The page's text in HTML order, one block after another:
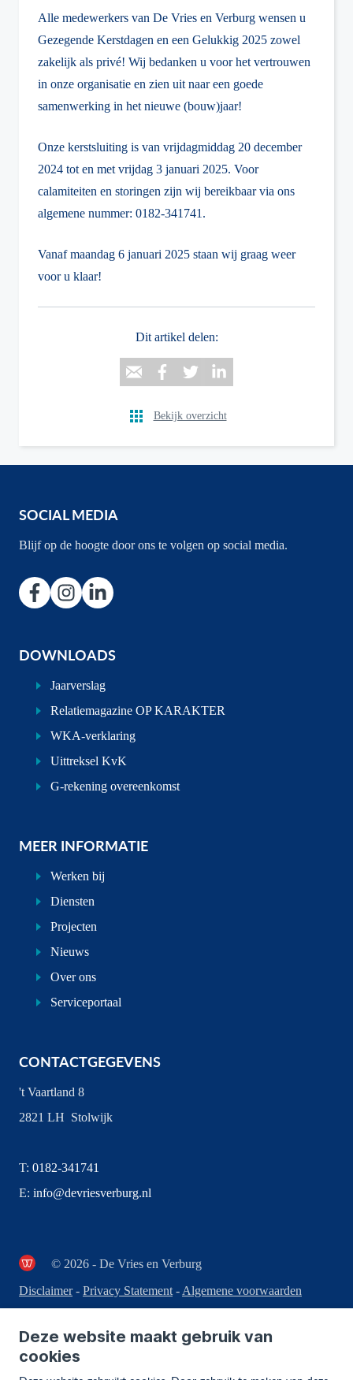
Alle medewerkers van De Vries en Verburg wensen u
Gezegende Kerstdagen en een Gelukkig 2025 zowel
zakelijk als privé! Wij bedanken u voor het vertrouwen
in onze organisatie en zien uit naar een goede
samenwerking in het nieuwe (bouw)jaar!
Onze kerstsluiting is van vrijdagmiddag 20 december
2024 tot en met vrijdag 3 januari 2025. Voor
calamiteiten en storingen zijn wij bereikbaar via ons
algemene nummer: 0182-341741.
Vanaf maandag 6 januari 2025 staan wij graag weer
voor u klaar!
Dit artikel delen:
Bekijk overzicht
SOCIAL MEDIA
Blijf op de hoogte door ons te volgen op social media.
DOWNLOADS
Jaarverslag
Relatiemagazine OP KARAKTER
WKA-verklaring
Uittreksel KvK
G-rekening overeenkomst
MEER INFORMATIE
Werken bij
Diensten
Projecten
Nieuws
Over ons
Serviceportaal
CONTACTGEGEVENS
't Vaartland 8
2821 LH Stolwijk
T: 0182-341741
E: info@devriesverburg.nl
© 2026 - De Vries en Verburg
Disclaimer- Privacy Statement - Algemene voorwaarden
Deze website maakt gebruik van
cookies